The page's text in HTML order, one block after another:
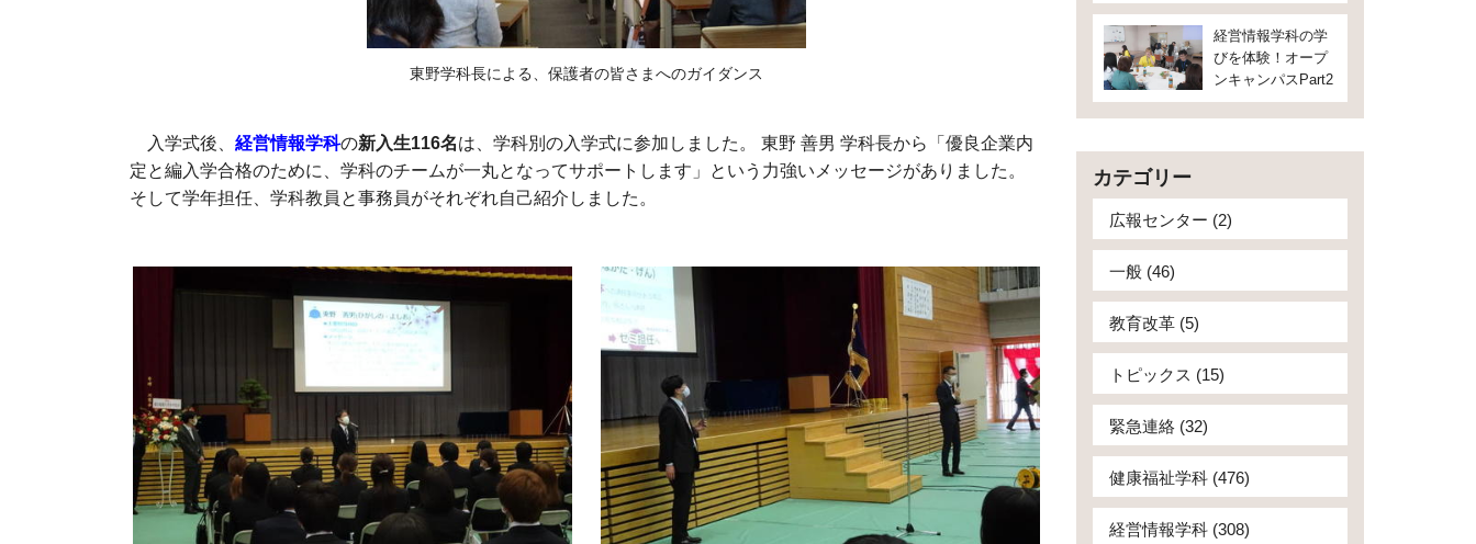
東野学科長による、保護者の皆さまへのガイダンス
入学式後、 経営情報学科の新入生116名は、学科別の入学式に参加しました。 東野 善男 学科長から「優良企業内
定と編入学合格のために、学科のチームが一丸となってサポートします」という力強いメッセージがありました。
そして学年担任、学科教員と事務員がそれぞれ自己紹介しました。
経営情報学科の学
びを体験！オープ
ンキャンパスPart2
カテゴリー
広報センター (2)
一般 (46)
教育改革 (5)
トピックス (15)
緊急連絡 (32)
健康福祉学科 (476)
経営情報学科 (308)